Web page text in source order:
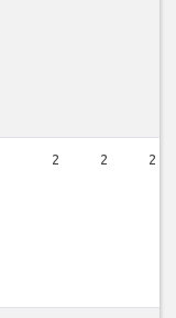
2 2 2